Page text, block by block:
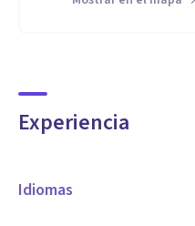
Experiencia
Idiomas